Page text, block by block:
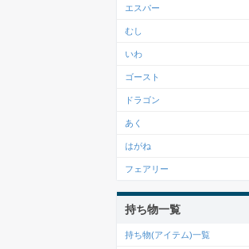
エスパー
むし
いわ
ゴースト
ドラゴン
あく
はがね
フェアリー
持ち物一覧
持ち物(アイテム)一覧